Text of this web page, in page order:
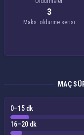
3
Maks. öldürme serisi
MAÇ
0–15 dk
16–20 dk